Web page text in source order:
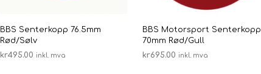
BBS Senterkopp 76.5mm
Rød/Sølv
kr495.00 inkl. mva
BBS Motorsport Senterkopp
70mm Rød/Gull
kr695.00 inkl. mva